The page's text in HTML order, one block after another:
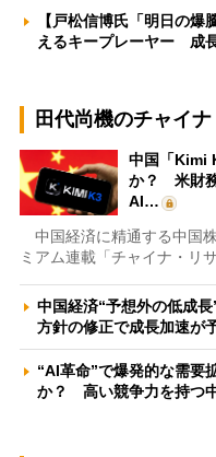
【戸松信博氏「明日の
えるキープレーヤー 成
田代尚機のチャイ
中国「Kimi
か？ 米財
AI…
中国経済に精通する中国
ミアム連載「チャイナ・リ
中国経済“予想外の低成
方針の修正で成長加速が
“AI革命”で爆発的な需要
か？ 高い競争力を持つ